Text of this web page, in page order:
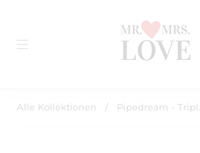
Alle Kollektionen / Pipedream - Tripl...